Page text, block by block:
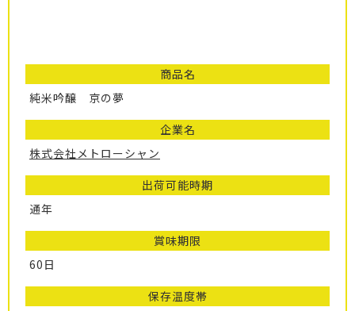
商品名
純米吟醸 京の夢
企業名
株式会社メトローシャン
出荷可能時期
通年
賞味期限
60日
保存温度帯